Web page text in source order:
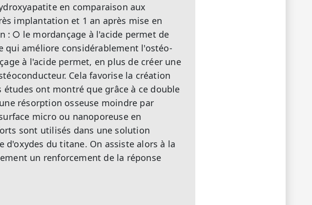
en comparaison aux
implantation et 1 an après mise en
: ○ le mordançage à l'acide permet de
qui améliore considérablement l'ostéo-
à l'acide permet, en plus de créer une
Cela favorise la création
ont montré que grâce à ce double
résorption osseuse moindre par
micro ou nanoporeuse en
sont utilisés dans une solution
du titane. On assiste alors à la
un renforcement de la réponse